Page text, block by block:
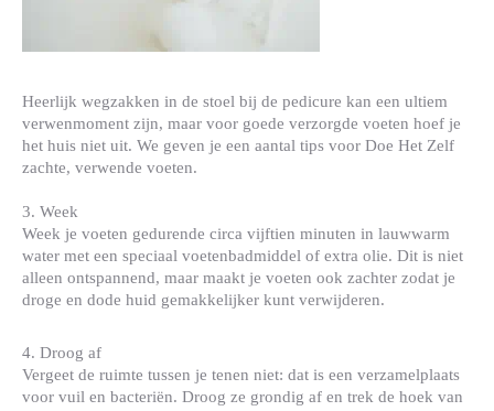
Heerlijk wegzakken in de stoel bij de pedicure kan een ultiem
verwenmoment zijn, maar voor goede verzorgde voeten hoef je
het huis niet uit. We geven je een aantal tips voor Doe Het Zelf
zachte, verwende voeten.
3. Week
Week je voeten gedurende circa vijftien minuten in lauwwarm
water met een speciaal voetenbadmiddel of extra olie. Dit is niet
alleen ontspannend, maar maakt je voeten ook zachter zodat je
droge en dode huid gemakkelijker kunt verwijderen.
4. Droog af
Vergeet de ruimte tussen je tenen niet: dat is een verzamelplaats
voor vuil en bacteriën. Droog ze grondig af en trek de hoek van